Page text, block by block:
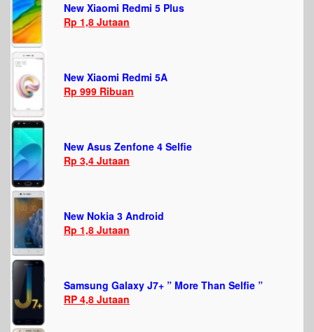
New Xiaomi Redmi 5 Plus
Rp 1,8 Jutaan
New Xiaomi Redmi 5A
Rp 999 Ribuan
New Asus Zenfone 4 Selfie
Rp 3,4 Jutaan
New Nokia 3 Android
Rp 1,8 Jutaan
Samsung Galaxy J7+ ” More Than Selfie ”
RP 4,8 Jutaan